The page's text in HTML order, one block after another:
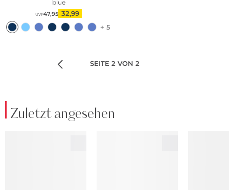
blue
UVP47,95 32,99
+ 5
SEITE 2 VON 2
Zuletzt angesehen